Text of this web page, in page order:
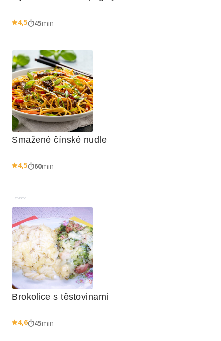
4,5 45min
Smažené čínské nudle
4,5 60min
Reklama
Brokolice s těstovinami
4,6 45min